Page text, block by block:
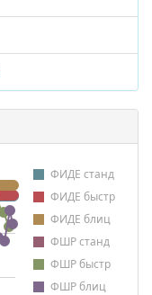
ФИДЕ станд
ФИДЕ быстр
ФИДЕ блиц
ФШР станд
ФШР быстр
ФШР блиц